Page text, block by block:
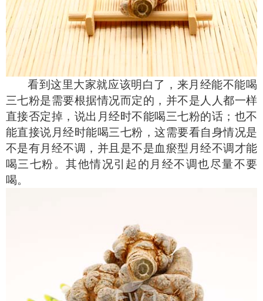
看到这里大家就应该明白了，来月经能不能喝
三七粉是需要根据情况而定的，并不是人人都一样
直接否定掉，说出月经时不能喝三七粉的话；也不
能直接说月经时能喝三七粉，这需要看自身情况是
不是有月经不调，并且是不是血瘀型月经不调才能
喝三七粉。其他情况引起的月经不调也尽量不要
喝。